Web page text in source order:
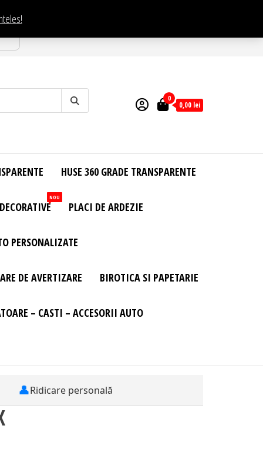
0
0,00 lei
HUSE 360 GRADE TRANSPARENTE
NOU
PLACI DE ARDEZIE
PERSONALIZATE
DE AVERTIZARE BIROTICA SI PAPETARIE
– CASTI – ACCESORII AUTO
👤Ridicare personală